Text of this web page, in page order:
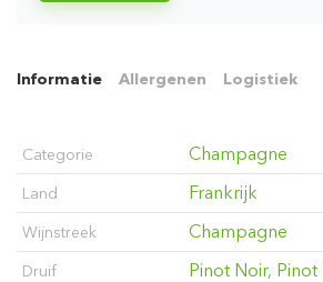
Informatie Allergenen Logistiek
Categorie Champagne
Land Frankrijk
Wijnstreek Champagne
Druif
Pinot Noir, Pinot